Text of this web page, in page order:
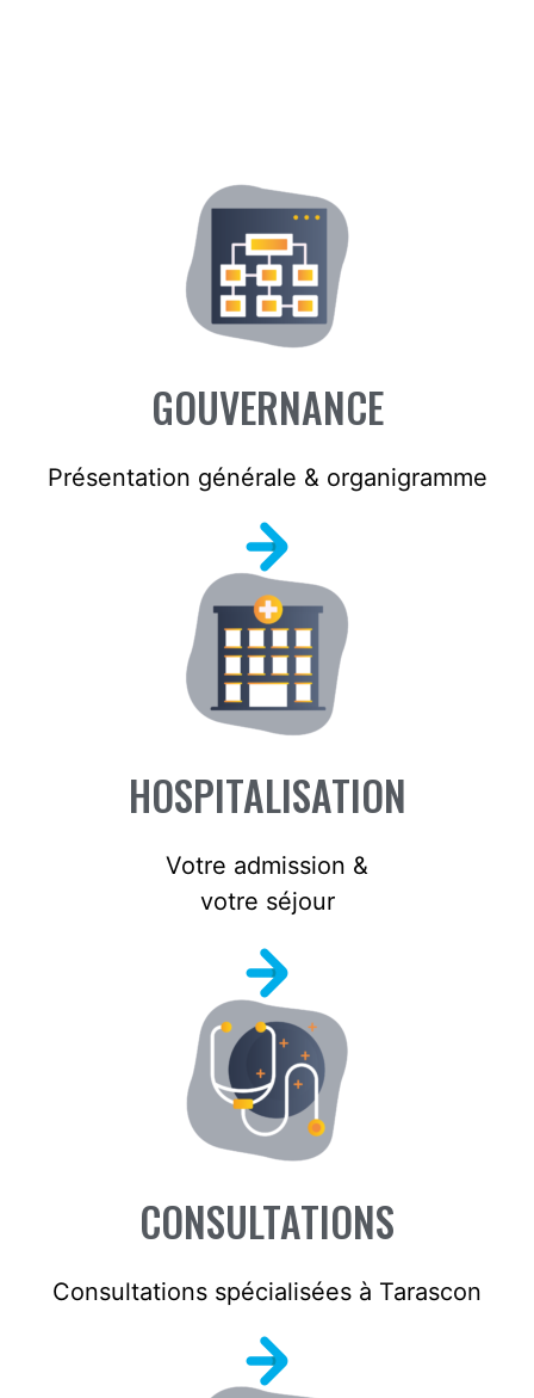
GOUVERNANCE
Présentation générale & organigramme
HOSPITALISATION
Votre admission &
votre séjour
CONSULTATIONS
Consultations spécialisées à Tarascon